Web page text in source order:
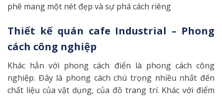
phê mang một nét đẹp và sự phá cách riêng
Thiết kế quán cafe Industrial – Phong
cách công nghiệp
Khác hẳn với phong cách điển là phong cách công
nghiệp. Đây là phong cách chú trọng nhiều nhất đến
chất liệu của vật dụng, của đồ trang trí. Khác với điểm